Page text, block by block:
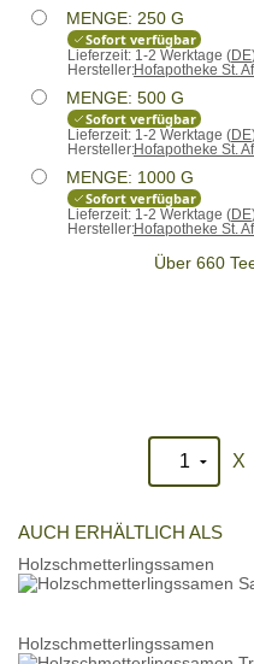
MENGE: 250 G
Sofort verfügbar
Lieferzeit: 1-2 Werktage (DE
Hersteller:Hofapotheke St.
MENGE: 500 G
Sofort verfügbar
Lieferzeit: 1-2 Werktage (DE
Hersteller:Hofapotheke St.
MENGE: 1000 G
Sofort verfügbar
Lieferzeit: 1-2 Werktage (DE
Hersteller:Hofapotheke St.
Über 660
X
AUCH ERHÄLTLICH ALS
Holzschmetterlingssamen
Holzschmetterlingssamen